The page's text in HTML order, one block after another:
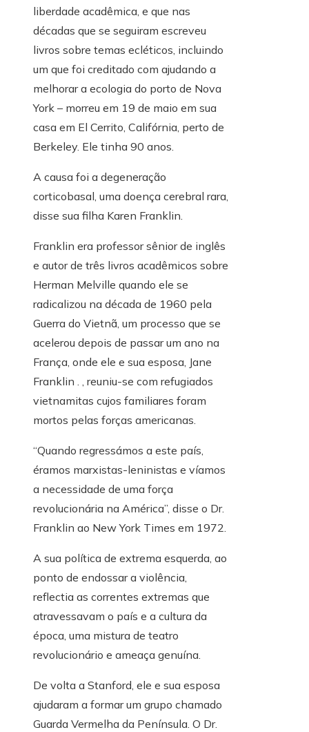
liberdade acadêmica, e que nas
décadas que se seguiram escreveu
livros sobre temas ecléticos, incluindo
um que foi creditado com ajudando a
melhorar a ecologia do porto de Nova
York – morreu em 19 de maio em sua
casa em El Cerrito, Califórnia, perto de
Berkeley. Ele tinha 90 anos.
A causa foi a degeneração
corticobasal, uma doença cerebral rara,
disse sua filha Karen Franklin.
Franklin era professor sênior de inglês
e autor de três livros acadêmicos sobre
Herman Melville quando ele se
radicalizou na década de 1960 pela
Guerra do Vietnã, um processo que se
acelerou depois de passar um ano na
França, onde ele e sua esposa, Jane
Franklin . , reuniu-se com refugiados
vietnamitas cujos familiares foram
mortos pelas forças americanas.
“Quando regressámos a este país,
éramos marxistas-leninistas e víamos
a necessidade de uma força
revolucionária na América”, disse o Dr.
Franklin ao New York Times em 1972.
A sua política de extrema esquerda, ao
ponto de endossar a violência,
reflectia as correntes extremas que
atravessavam o país e a cultura da
época, uma mistura de teatro
revolucionário e ameaça genuína.
De volta a Stanford, ele e sua esposa
ajudaram a formar um grupo chamado
Guarda Vermelha da Península. O Dr.